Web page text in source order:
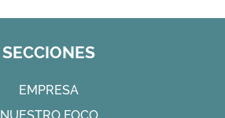
SECCIONES
EMPRESA
NUESTRO FOCO